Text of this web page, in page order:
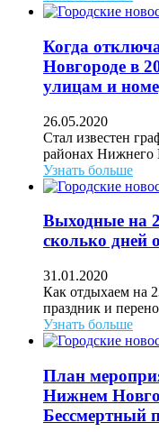
Когда
Новгороде в
улицам и
26.05.2020
Стал известен
районах Нижнего
Узнать больше
Выходные на
сколько дней
31.01.2020
Как отдыхаем на
праздник и
Узнать больше
План
Нижнем
Бессмертный